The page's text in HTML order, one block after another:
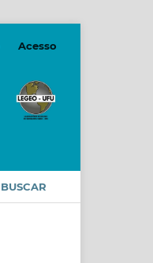
BUSCAR
Acesso